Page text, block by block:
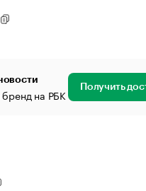
бренд на РБК Получить